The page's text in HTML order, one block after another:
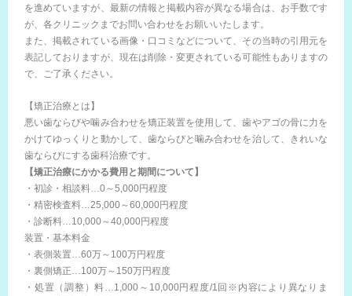
を進めていますが、最新の情報と掲載内容が異なる場合は、お手数です
が、各クリニックまでお問い合わせをお願いいたします。
また、掲載されている画像・口コミなどについて、その当時の引用元を
表記しておりますが、現在は削除・変更されている可能性もありますの
で、ご了承ください。
【矯正治療とは】
悪い歯ならびや噛み合わせを矯正装置を使用して、歯やアゴの骨に力を
かけてゆっくりと動かして、歯ならびと噛み合わせを治して、きれいな
歯ならびにする歯科治療です。
【矯正治療にかかる費用と期間について】
・初診・相談料…0～5,000円程度
・精密検査料…25,000～60,000円程度
・診断料…10,000～40,000円程度
装置・基本料金
・表側装置…60万～100万円程度
・裏側矯正…100万～150万円程度
・処置（調整）料…1,000～10,000円程度/1回※内容により異なりま